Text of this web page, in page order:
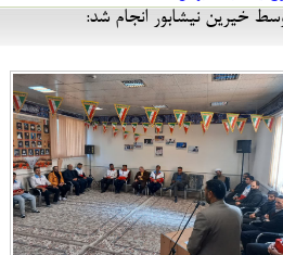
خیرین نیشابور انجام شد: